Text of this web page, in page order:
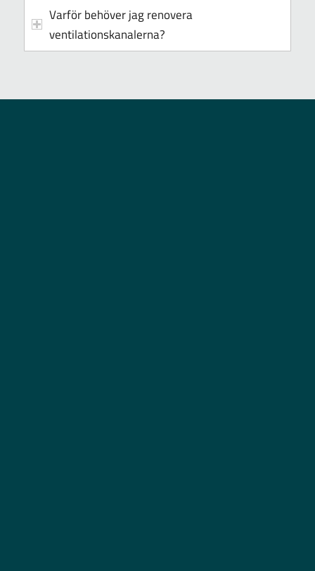
Varför behöver jag renovera
ventilationskanalerna?